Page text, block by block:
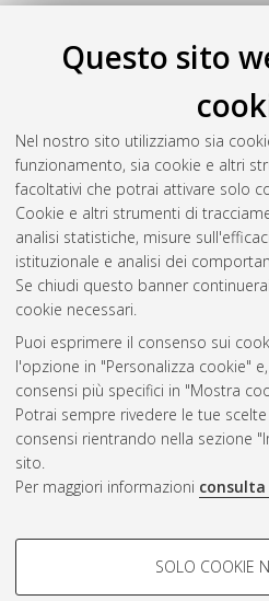
Questo sito
Nel nostro sito utilizziamo sia
funzionamento, sia cookie e altri
facoltativi che potrai attivare solo
Cookie e altri strumenti di
analisi statistiche, misure
istituzionale e analisi dei
Se chiudi questo banner
cookie necessari.
Puoi esprimere il consenso sui
l'opzione in "Personalizza cookie"
consensi più specifici in "Mostra
Potrai sempre rivedere le tue
consensi rientrando nella sezione
sito.
Per maggiori informazioni
COOKIE DI PROFILAZIONE -
SOLO COOKIE
Ciammaricone, Emanuele
per l'analisi dati: il metodo di
[Laurea magistrale],
from linear to nonlinear models.
Università di Bologna, Corso di
DM270]
Questa lista e' stata
Atom
Rss 1.0
Rss 2.0
AMS Laurea
Impostazioni Cookie
Informativa sulla privacy
Condizioni d’uso del sito